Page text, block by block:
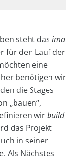
steht das ima
für den Lauf der
eine
benötigen wir
die Stages
„bauen“,
wirbuild,
das Projekt
in seiner
Als Nächstes